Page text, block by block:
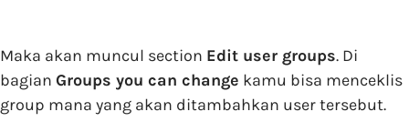
Maka akan muncul section Edit user groups. Di
bagian Groups you can change kamu bisa menceklis
group mana yang akan ditambahkan user tersebut.